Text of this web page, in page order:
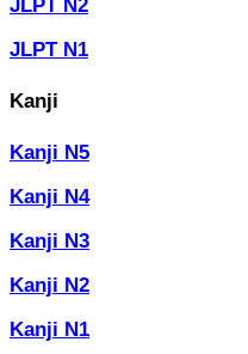
JLPT N2
JLPT N1
Kanji
Kanji N5
Kanji N4
Kanji N3
Kanji N2
Kanji N1